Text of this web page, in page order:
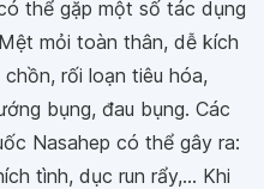
thể gặp một số tác dụng
mỏi toàn thân, dễ kích
rối loạn tiêu hóa,
bụng, đau bụng. Các
Nasahep có thể gây ra:
tình, dục run rẩy,... Khi